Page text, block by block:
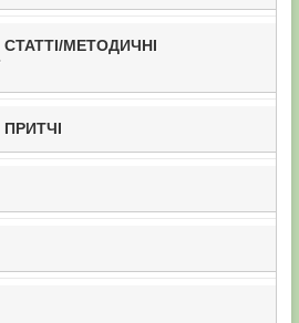
МЕТОДИЧНІ